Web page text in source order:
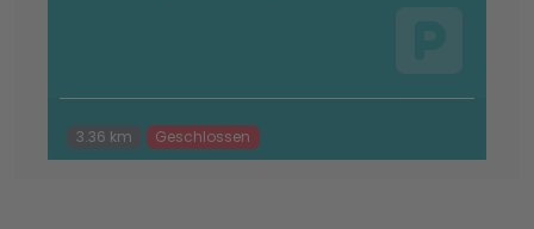
3.36 km Geschlossen